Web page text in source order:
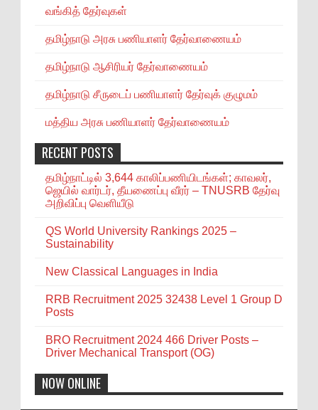
வங்கித் தேர்வுகள்
தமிழ்நாடு அரசு பணியாளர் தேர்வாணையம்
தமிழ்நாடு ஆசிரியர் தேர்வாணையம்
தமிழ்நாடு சீருடைப் பணியாளர் தேர்வுக் குழுமம்
மத்திய அரசு பணியாளர் தேர்வாணையம்
RECENT POSTS
தமிழ்நாட்டில் 3,644 காலிப்பணியிடங்கள்; காவலர்,
ஜெயில் வார்டர், தீயணைப்பு வீரர் – TNUSRB தேர்வு
அறிவிப்பு வெளியீடு
QS World University Rankings 2025 –
Sustainability
New Classical Languages in India
RRB Recruitment 2025 32438 Level 1 Group D
Posts
BRO Recruitment 2024 466 Driver Posts –
Driver Mechanical Transport (OG)
NOW ONLINE